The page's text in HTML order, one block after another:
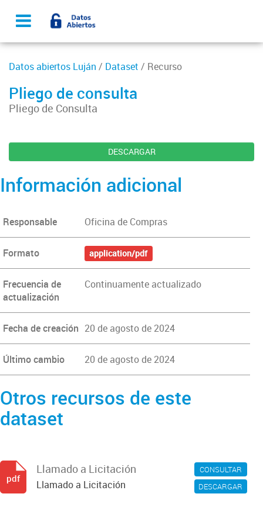
Datos abiertos Luján / Dataset / Recurso
Pliego de consulta
Pliego de Consulta
DESCARGAR
Información adicional
Responsable Oficina de Compras
Formato application/pdf
Frecuencia de
actualización
Continuamente actualizado
Fecha de creación 20 de agosto de 2024
Último cambio 20 de agosto de 2024
Otros recursos de este
dataset
CONSULTAR
DESCARGAR
Llamado a Licitación
Llamado a Licitación
pdf